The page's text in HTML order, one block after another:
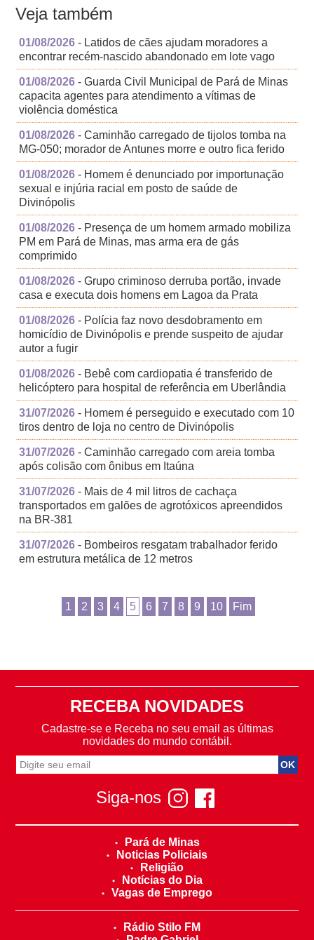
Veja também
01/08/2026 - Latidos de cães ajudam moradores a
encontrar recém-nascido abandonado em lote vago
01/08/2026 - Guarda Civil Municipal de Pará de Minas
capacita agentes para atendimento a vítimas de
violência doméstica
01/08/2026 - Caminhão carregado de tijolos tomba na
MG-050; morador de Antunes morre e outro fica ferido
01/08/2026 - Homem é denunciado por importunação
sexual e injúria racial em posto de saúde de
Divinópolis
01/08/2026 - Presença de um homem armado mobiliza
PM em Pará de Minas, mas arma era de gás
comprimido
01/08/2026 - Grupo criminoso derruba portão, invade
casa e executa dois homens em Lagoa da Prata
01/08/2026 - Polícia faz novo desdobramento em
homicídio de Divinópolis e prende suspeito de ajudar
autor a fugir
01/08/2026 - Bebê com cardiopatia é transferido de
helicóptero para hospital de referência em Uberlândia
31/07/2026 - Homem é perseguido e executado com 10
tiros dentro de loja no centro de Divinópolis
31/07/2026 - Caminhão carregado com areia tomba
após colisão com ônibus em Itaúna
31/07/2026 - Mais de 4 mil litros de cachaça
transportados em galões de agrotóxicos apreendidos
na BR-381
31/07/2026 - Bombeiros resgatam trabalhador ferido
em estrutura metálica de 12 metros
1 2 3 4 5 6 7 8 9 10 Fim
RECEBA NOVIDADES
Cadastre-se e Receba no seu email as últimas
novidades do mundo contábil.
Siga-nos
Pará de Minas
Noticias Policiais
Religião
Notícias do Dia
Vagas de Emprego
Rádio Stilo FM